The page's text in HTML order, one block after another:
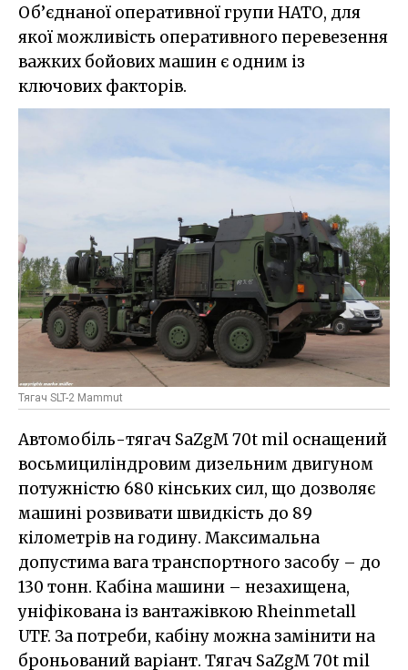
Об’єднаної оперативної групи НАТО, для
якої можливість оперативного перевезення
важких бойових машин є одним із
ключових факторів.
Тягач SLT-2 Mammut
Автомобіль-тягач SaZgM 70t mil оснащений
восьмициліндровим дизельним двигуном
потужністю 680 кінських сил, що дозволяє
машині розвивати швидкість до 89
кілометрів на годину. Максимальна
допустима вага транспортного засобу – до
130 тонн. Кабіна машини – незахищена,
уніфікована із вантажівкою Rheinmetall
UTF. За потреби, кабіну можна замінити на
броньований варіант. Тягач SaZgM 70t mil